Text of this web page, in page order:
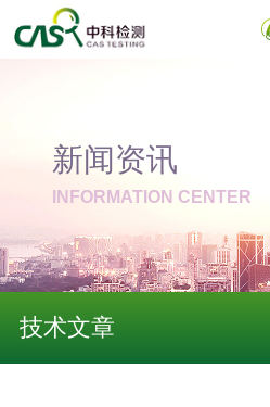
新闻资讯
INFORMATION CENTER
技术文章
非金属材料
光触媒检测